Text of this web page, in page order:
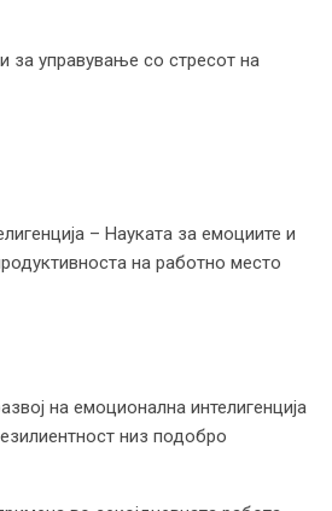
управување со стресот на
– Науката за емоциите и
на работно место
на емоционална интелигенција
низ подобро